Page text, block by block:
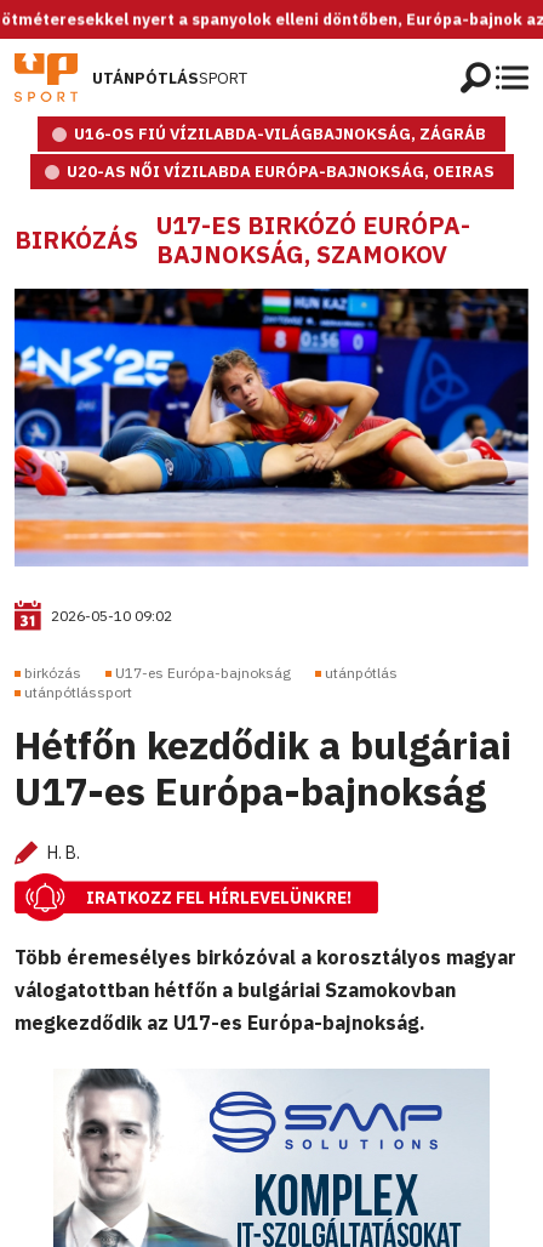
nyert a spanyolok elleni döntőben, Európa-bajnok az U20-as női
UTÁNPÓTLÁSSPORT
U16-OS FIÚ VÍZILABDA-VILÁGBAJNOKSÁG, ZÁGRÁB
U20-AS NŐI VÍZILABDA EURÓPA-BAJNOKSÁG, OEIRAS
BIRKÓZÁS
U17-ES BIRKÓZÓ EURÓPA-
BAJNOKSÁG, SZAMOKOV
2026-05-10 09:02
birkózás U17-es Európa-bajnokság
utánpótlás
utánpótlássport
Hétfőn kezdődik a bulgáriai
U17-es Európa-bajnokság
H. B.
IRATKOZZ FEL HÍRLEVELÜNKRE!
Több éremesélyes birkózóval a korosztályos magyar
válogatottban hétfőn a bulgáriai Szamokovban
megkezdődik az U17-es Európa-bajnokság.